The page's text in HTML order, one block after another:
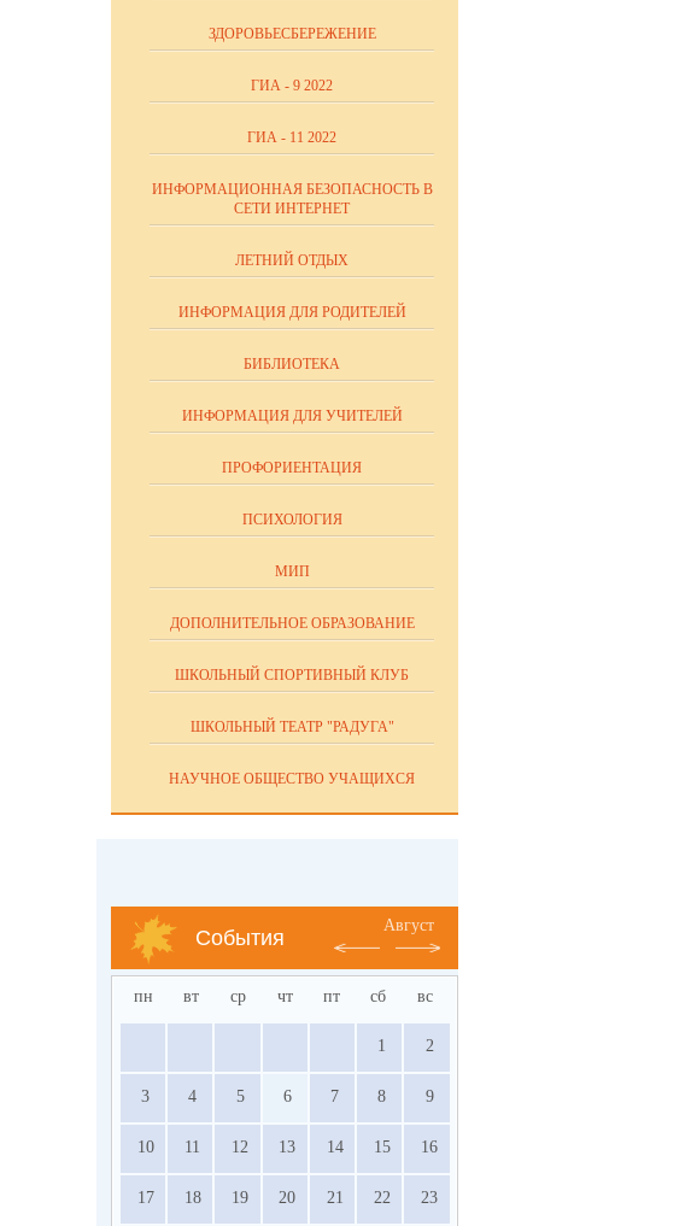
ЗДОРОВЬЕСБЕРЕЖЕНИЕ
ГИА - 9 2022
ГИА - 11 2022
ИНФОРМАЦИОННАЯ БЕЗОПАСНОСТЬ В
СЕТИ ИНТЕРНЕТ
ЛЕТНИЙ ОТДЫХ
ИНФОРМАЦИЯ ДЛЯ РОДИТЕЛЕЙ
БИБЛИОТЕКА
ИНФОРМАЦИЯ ДЛЯ УЧИТЕЛЕЙ
ПРОФОРИЕНТАЦИЯ
ПСИХОЛОГИЯ
МИП
ДОПОЛНИТЕЛЬНОЕ ОБРАЗОВАНИЕ
ШКОЛЬНЫЙ СПОРТИВНЫЙ КЛУБ
ШКОЛЬНЫЙ ТЕАТР "РАДУГА"
НАУЧНОЕ ОБЩЕСТВО УЧАЩИХСЯ
События
Август
пн вт ср чт пт сб вс
1 2
3 4 5 6 7 8 9
10 11 12 13 14 15 16
17 18 19 20 21 22 23